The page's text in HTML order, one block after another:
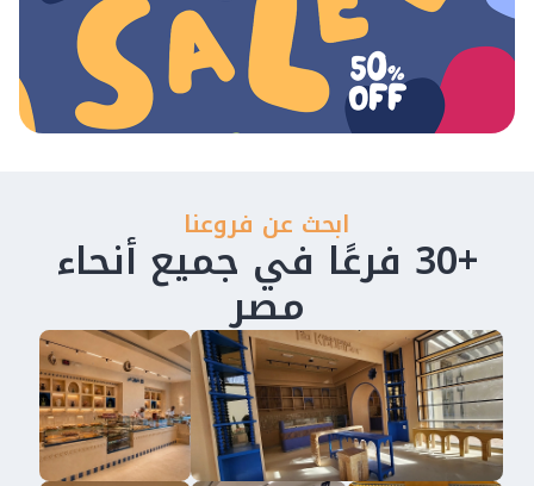
ابحث عن فروعنا
+30 فرعًا في جميع أنحاء
مصر